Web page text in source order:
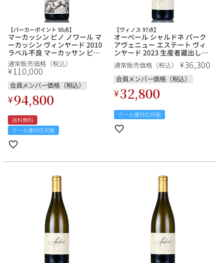
【パーカーポイント 95点】
マーカッシン ピノ ノワール マ
ーカッシン ヴィンヤード 2010
ラベル不良 マーカッサン ピノ
ノワール Pinot Noir Marcassin
Vineyard アメリカ カリフォル
ニア 赤ワイン
通常販売価格（税込）
¥110,000
会員メンバー価格（税込）
¥94,800
送料無料
クール便対応可能
【ヴィノス 97点】
オーベール シャルドネ パーク
アヴェニュー エステート ヴィ
ンヤード 2023 生産者蔵出し
Aubert Chardonnay Park
Avenue Estate Vineyard アメ
リカ カリフォルニア 白ワイン
新入荷
通常販売価格（税込） ¥36,300
会員メンバー価格（税込）
¥32,800
クール便対応可能